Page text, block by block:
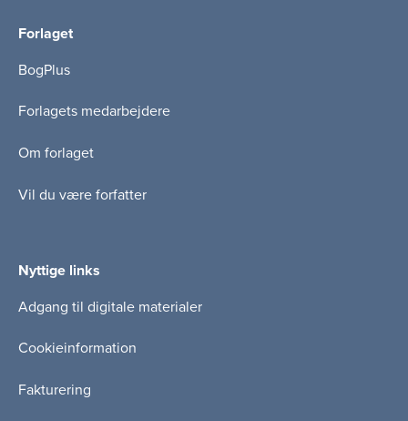
Forlaget
BogPlus
Forlagets medarbejdere
Om forlaget
Vil du være forfatter
Nyttige links
Adgang til digitale materialer
Cookieinformation
Fakturering